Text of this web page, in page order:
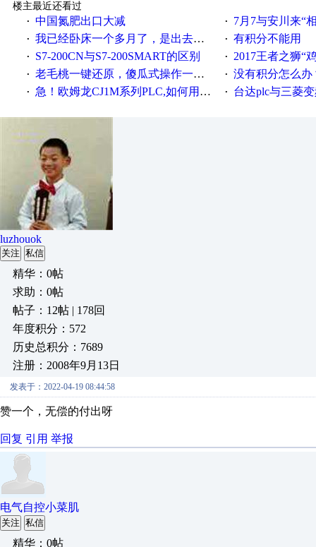
楼主最近还看过
· 中国氮肥出口大减 · 7月7与安川来“
· 我已经卧床一个多月了，是出去安装机械手在高速遭遇车祸所致:大家工作都要特别注意啊 · 有积分不能用
· S7-200CN与S7-200SMART的区别 · 2017王者之狮“鸡”情签到
· 老毛桃一键还原，傻瓜式操作一键轻松备份还原；程序为向导式安装，一键即可实现自动备份或还原系统。 · 没有积分怎么办
· 急！欧姆龙CJ1M系列PLC,如何用时间控制变频器。要求时间在组态王中可以自由输入！拜托各位大神了！ · 台达plc与三菱
luzhouok
关注 私信
精华：0帖
求助：0帖
帖子：12帖 | 178回
年度积分：572
历史总积分：7689
注册：2008年9月13日
发表于：2022-04-19 08:44:58
赞一个，无偿的付出呀
回复 引用 举报
电气自控小菜肌
关注 私信
精华：0帖